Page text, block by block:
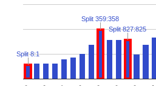
Split 8:1
Split 359:358
Split 827:825